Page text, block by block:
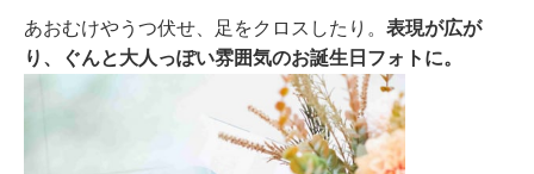
あおむけやうつ伏せ、足をクロスしたり。 表現が広が
り、ぐんと大人っぽい雰囲気のお誕生日フォトに。